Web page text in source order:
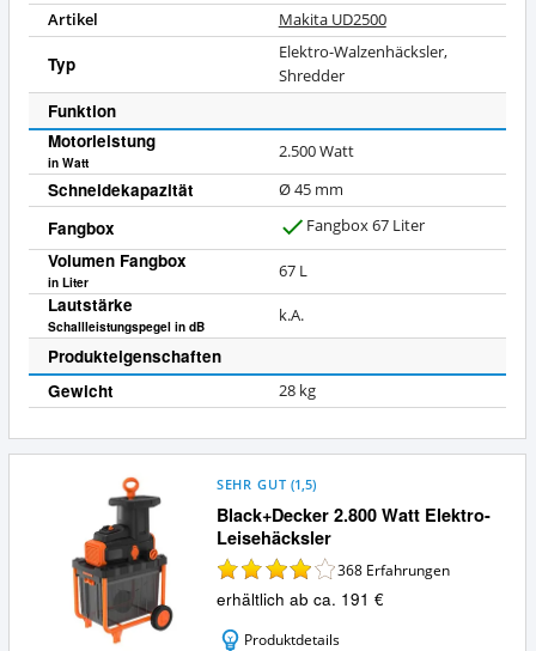
Artikel Makita UD2500
Typ
Elektro-Walzenhäcksler,
Shredder
Funktion
Motorleistung
in Watt
2.500 Watt
Schneidekapazität Ø 45 mm
Fangbox Fangbox 67 Liter
Volumen Fangbox
in Liter
67 L
Lautstärke
Schallleistungspegel in dB
k.A.
Produkteigenschaften
Gewicht
28 kg
Black+Decker 2.800 Watt Elektro-
Leisehäcksler
SEHR GUT (1,5)
368 Erfahrungen
erhältlich ab ca. 191 €
Produktdetails